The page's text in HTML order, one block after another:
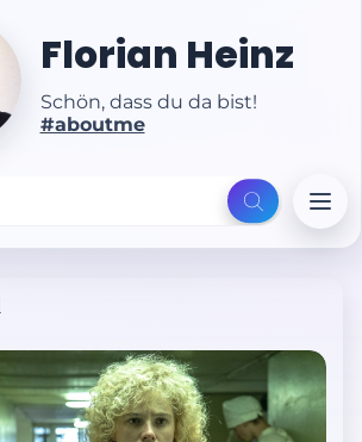
Florian Heinz
Schön, dass du da bist!
#aboutme